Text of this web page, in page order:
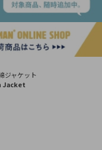
ジャケット
Jacket